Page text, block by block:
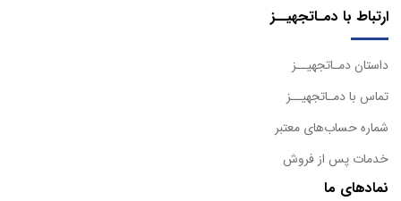
ارتباط با دمـاتجهیــز
داستان دمـاتجهیــز
تماس با دمـاتجهیــز
شماره حساب‌های معتبر
خدمات پس از فروش
نمادهای ما